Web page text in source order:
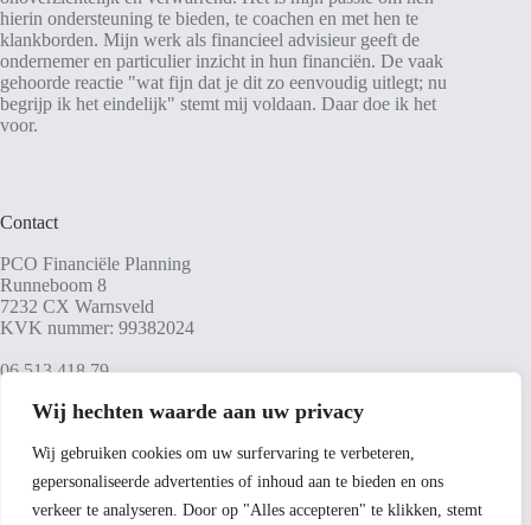
Wij hechten waarde aan uw privacy
Wij gebruiken cookies om uw surfervaring te verbeteren,
gepersonaliseerde advertenties of inhoud aan te bieden en ons
verkeer te analyseren. Door op "Alles accepteren" te klikken, stemt
hierin ondersteuning te bieden, te coachen en met hen te
klankborden. Mijn werk als financieel advisieur geeft de
ondernemer en particulier inzicht in hun financiën. De vaak
gehoorde reactie "wat fijn dat je dit zo eenvoudig uitlegt; nu
begrijp ik het eindelijk" stemt mij voldaan. Daar doe ik het
voor.
Contact
PCO Financiële Planning
Runneboom 8
7232 CX Warnsveld
KVK nummer: 99382024
06 513 418 79
Social Media